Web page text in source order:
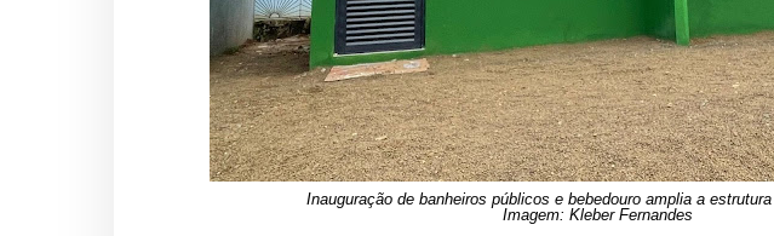
Inauguração de banheiros públicos e bebedouro amplia a
Imagem: Kleber Fernandes